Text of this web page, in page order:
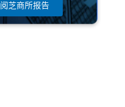
芝商所报告